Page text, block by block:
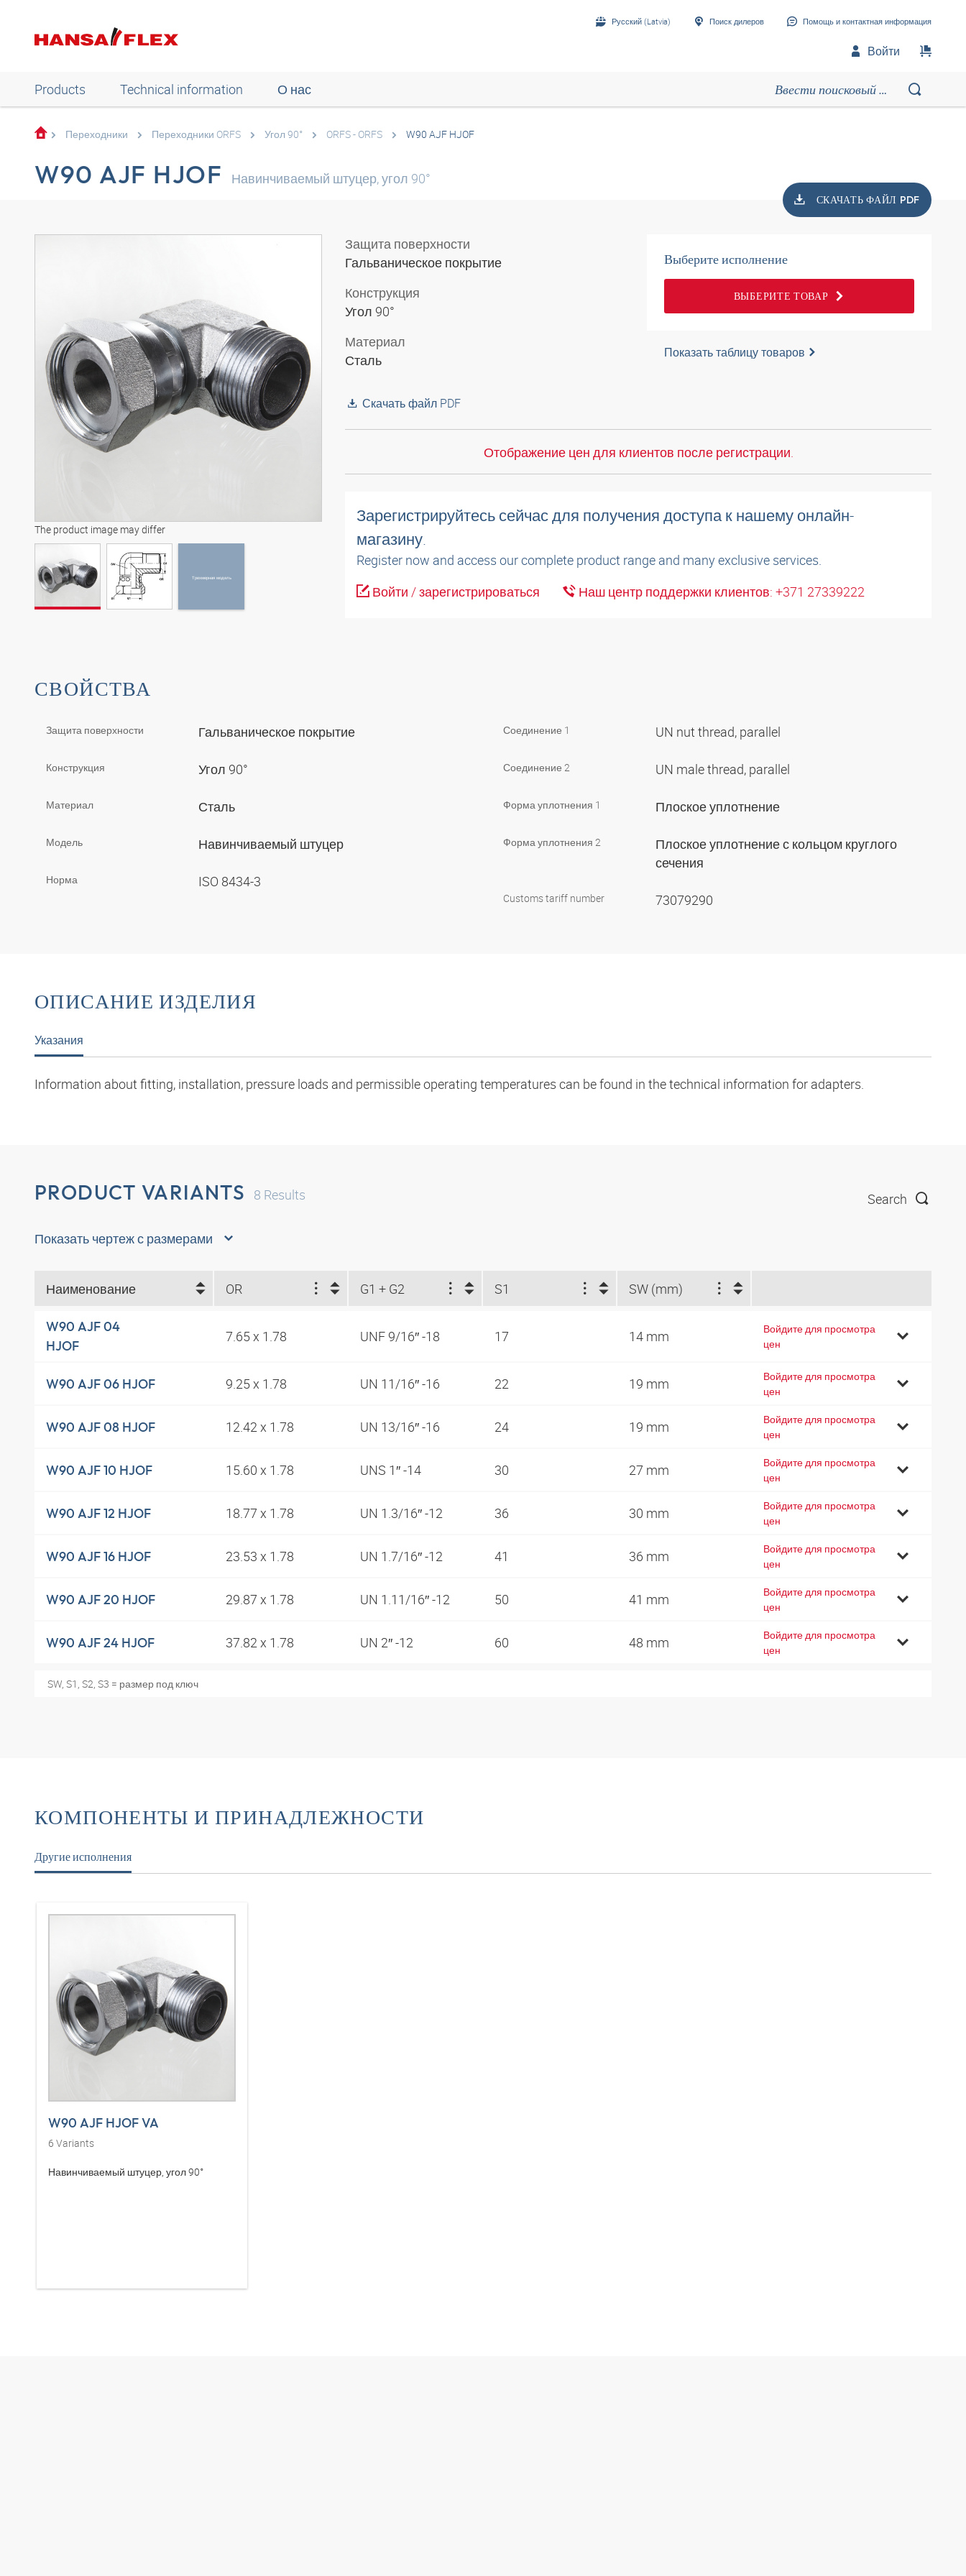
Русский (Latvia) Поиск дилеров Помощь и контактная информация
Войти
Products Technical information О нас
Переходники Переходники ORFS Угол 90° ORFS - ORFS W90 AJF HJOF
W90 AJF HJOF Навинчиваемый штуцер, угол 90°
СКАЧАТЬ ФАЙЛ PDF
The product image may differ
Трехмерная модель
Трехмерная модель
Защита поверхности
Гальваническое покрытие
Конструкция
Угол 90°
Материал
Сталь
Скачать файл PDF
Выберите исполнение
ВЫБЕРИТЕ ТОВАР
Показать таблицу товаров
Отображение цен для клиентов после регистрации.
Зарегистрируйтесь сейчас для получения доступа к нашему онлайн-
магазину.
Register now and access our complete product range and many exclusive services.
Войти / зарегистрироваться
Наш центр поддержки клиентов: +371 27339222
СВОЙСТВА
Защита поверхности Гальваническое покрытие
Конструкция Угол 90°
Материал Сталь
Модель Навинчиваемый штуцер
Норма ISO 8434-3
Соединение 1 UN nut thread, parallel
Соединение 2 UN male thread, parallel
Форма уплотнения 1 Плоское уплотнение
Форма уплотнения 2
Плоское уплотнение с кольцом круглого
сечения
Customs tariff number 73079290
ОПИСАНИЕ ИЗДЕЛИЯ
Указания
Information about fitting, installation, pressure loads and permissible operating temperatures can be found in the technical information for adapters.
PRODUCT VARIANTS 8 Results Search
Показать чертеж с размерами
Наименование OR G1 + G2 S1 SW (mm)
W90 AJF 04
HJOF
7.65 x 1.78 UNF 9/16″ -18 17 14 mm
Войдите для просмотра
цен
W90 AJF 06 HJOF 9.25 x 1.78 UN 11/16″ -16 22 19 mm
Войдите для просмотра
цен
W90 AJF 08 HJOF 12.42 x 1.78 UN 13/16″ -16 24 19 mm
Войдите для просмотра
цен
W90 AJF 10 HJOF 15.60 x 1.78 UNS 1″ -14 30 27 mm
Войдите для просмотра
цен
W90 AJF 12 HJOF 18.77 x 1.78 UN 1.3/16″ -12 36 30 mm
Войдите для просмотра
цен
W90 AJF 16 HJOF 23.53 x 1.78 UN 1.7/16″ -12 41 36 mm
Войдите для просмотра
цен
W90 AJF 20 HJOF 29.87 x 1.78 UN 1.11/16″ -12 50 41 mm
Войдите для просмотра
цен
W90 AJF 24 HJOF 37.82 x 1.78 UN 2″ -12 60 48 mm
Войдите для просмотра
цен
SW, S1, S2, S3 = размер под ключ
КОМПОНЕНТЫ И ПРИНАДЛЕЖНОСТИ
Другие исполнения
W90 AJF HJOF VA
6 Variants
Навинчиваемый штуцер, угол 90°